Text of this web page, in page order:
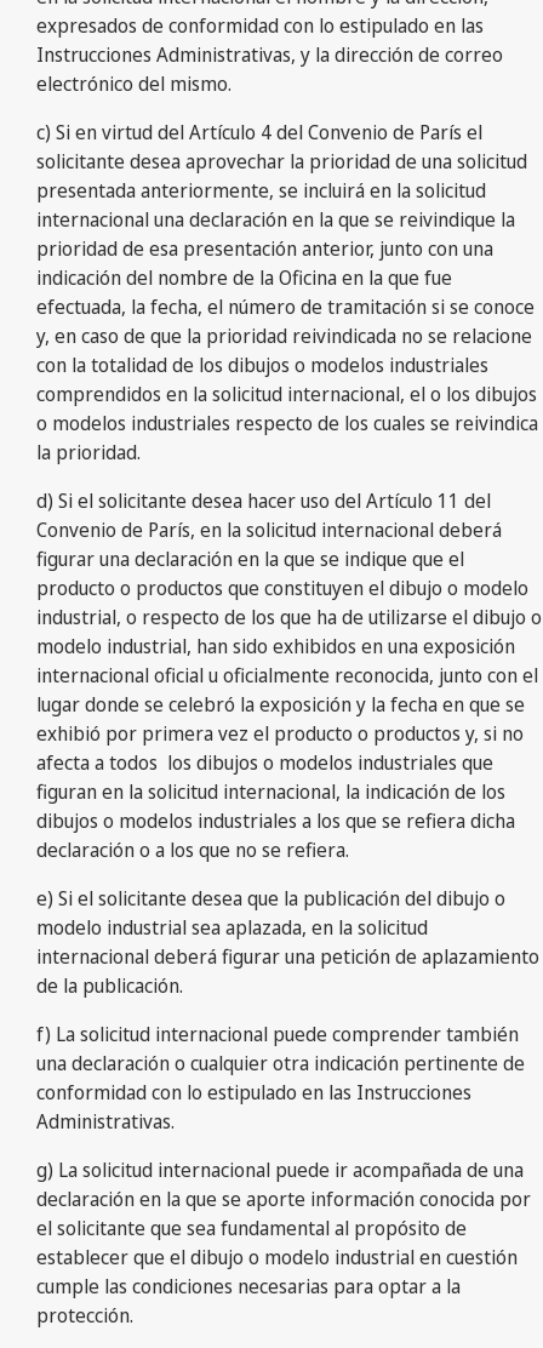
expresados de conformidad con lo estipulado en las
Instrucciones Administrativas, y la dirección de correo
electrónico del mismo.
c) Si en virtud del Artículo 4 del Convenio de París el
solicitante desea aprovechar la prioridad de una solicitud
presentada anteriormente, se incluirá en la solicitud
internacional una declaración en la que se reivindique la
prioridad de esa presentación anterior, junto con una
indicación del nombre de la Oficina en la que fue
efectuada, la fecha, el número de tramitación si se conoce
y, en caso de que la prioridad reivindicada no se relacione
con la totalidad de los dibujos o modelos industriales
comprendidos en la solicitud internacional, el o los dibujos
o modelos industriales respecto de los cuales se reivindica
la prioridad.
d) Si el solicitante desea hacer uso del Artículo 11 del
Convenio de París, en la solicitud internacional deberá
figurar una declaración en la que se indique que el
producto o productos que constituyen el dibujo o modelo
industrial, o respecto de los que ha de utilizarse el dibujo o
modelo industrial, han sido exhibidos en una exposición
internacional oficial u oficialmente reconocida, junto con el
lugar donde se celebró la exposición y la fecha en que se
exhibió por primera vez el producto o productos y, si no
afecta a todos los dibujos o modelos industriales que
figuran en la solicitud internacional, la indicación de los
dibujos o modelos industriales a los que se refiera dicha
declaración o a los que no se refiera.
e) Si el solicitante desea que la publicación del dibujo o
modelo industrial sea aplazada, en la solicitud
internacional deberá figurar una petición de aplazamiento
de la publicación.
f) La solicitud internacional puede comprender también
una declaración o cualquier otra indicación pertinente de
conformidad con lo estipulado en las Instrucciones
Administrativas.
g) La solicitud internacional puede ir acompañada de una
declaración en la que se aporte información conocida por
el solicitante que sea fundamental al propósito de
establecer que el dibujo o modelo industrial en cuestión
cumple las condiciones necesarias para optar a la
protección.